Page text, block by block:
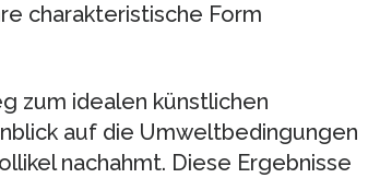
charakteristische Form
zum idealen künstlichen
auf die Umweltbedingungen
nachahmt. Diese Ergebnisse